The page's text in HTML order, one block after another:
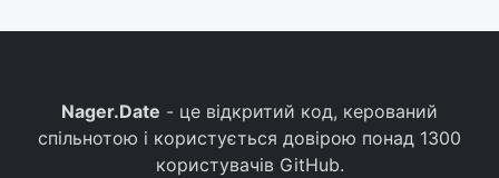
Nager.Date - це відкритий код, керований
спільнотою і користується довірою понад 1300
користувачів GitHub.